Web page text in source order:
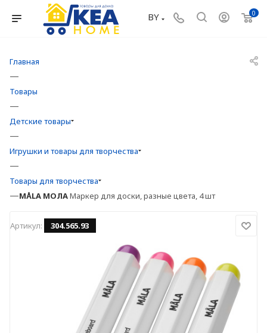
0
BY
Главная
—
Товары
—
Детские товары
—
Игрушки и товары для творчества
—
Товары для творчества
—MÅLA МОЛАМаркер для доски, разные цвета, 4 шт
Артикул: 304.565.93